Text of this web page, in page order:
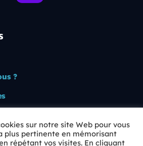
?
sur notre site Web pour vous
plus pertinente en mémorisant
répétant vos visites. En cliquant